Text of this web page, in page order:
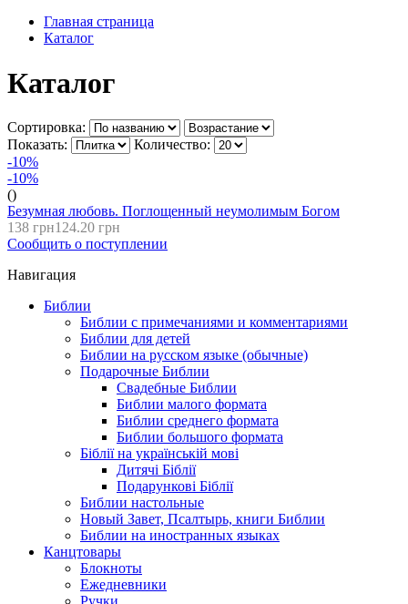
Главная страница
Каталог
Каталог
Сортировка:
Показать:
Количество:
-10%
-10%
()
Безумная любовь. Поглощенный неумолимым Богом
138 грн124.20 грн
Сообщить о поступлении
Навигация
Библии
Библии с примечаниями и комментариями
Библии для детей
Библии на русском языке (обычные)
Подарочные Библии
Свадебные Библии
Библии малого формата
Библии среднего формата
Библии большого формата
Біблії на українській мові
Дитячі Біблії
Подарункові Біблії
Библии настольные
Новый Завет, Псалтырь, книги Библии
Библии на иностранных языках
Канцтовары
Блокноты
Ежедневники